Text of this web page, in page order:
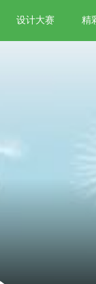
设计大赛 精